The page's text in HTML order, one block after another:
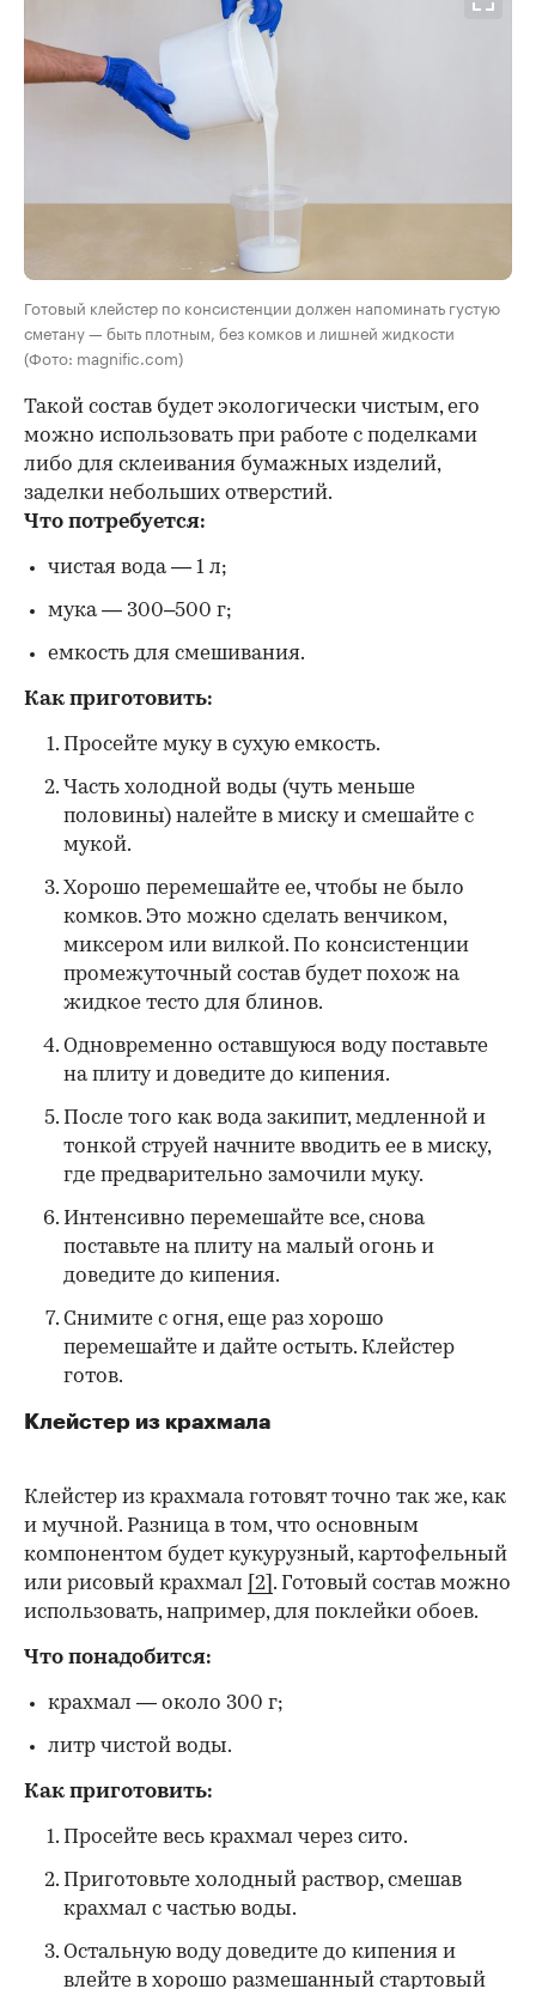
Готовый клейстер по консистенции должен напоминать густую
сметану — быть плотным, без комков и лишней жидкости
(Фото: magnific.com)
Такой состав будет экологически чистым, его
можно использовать при работе с поделками
либо для склеивания бумажных изделий,
заделки небольших отверстий.
Что потребуется:
чистая вода — 1 л;
мука — 300–500 г;
емкость для смешивания.
Как приготовить:
Просейте муку в сухую емкость.
Часть холодной воды (чуть меньше
половины) налейте в миску и смешайте с
мукой.
Хорошо перемешайте ее, чтобы не было
комков. Это можно сделать венчиком,
миксером или вилкой. По консистенции
промежуточный состав будет похож на
жидкое тесто для блинов.
Одновременно оставшуюся воду поставьте
на плиту и доведите до кипения.
После того как вода закипит, медленной и
тонкой струей начните вводить ее в миску,
где предварительно замочили муку.
Интенсивно перемешайте все, снова
поставьте на плиту на малый огонь и
доведите до кипения.
Снимите с огня, еще раз хорошо
перемешайте и дайте остыть. Клейстер
готов.
Клейстер из крахмала
Клейстер из крахмала готовят точно так же, как
и мучной. Разница в том, что основным
компонентом будет кукурузный, картофельный
или рисовый крахмал
[2] . Готовый состав можно
использовать, например, для поклейки обоев.
Что понадобится:
крахмал — около 300 г;
литр чистой воды.
Как приготовить:
Просейте весь крахмал через сито.
Приготовьте холодный раствор, смешав
крахмал с частью воды.
Остальную воду доведите до кипения и
влейте в хорошо размешанный стартовый